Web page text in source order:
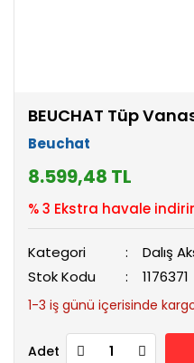
BEUCHAT Tüp
Beuchat
8.599,48 TL
% 3 Ekstra havale
Kategori
Dalış
Stok Kodu
1176371
1-3 iş günü içerisinde
Adet